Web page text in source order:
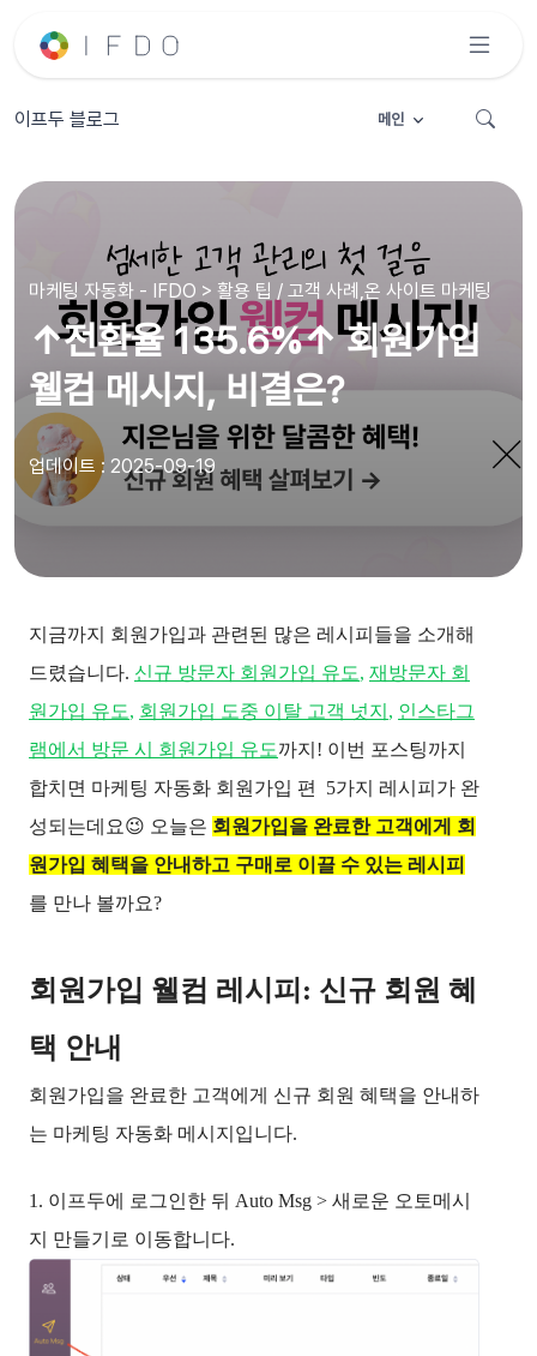
이프두 블로그 메인
마케팅 자동화 - IFDO > 활용 팁 / 고객 사례,온 사이트 마케팅
↑전환율 135.6%↑ 회원가입
웰컴 메시지, 비결은?
업데이트 : 2025-09-19
지금까지 회원가입과 관련된 많은 레시피들을 소개해
드렸습니다. 신규 방문자 회원가입 유도, 재방문자 회
원가입 유도, 회원가입 도중 이탈 고객 넛지 , 인스타그
램에서 방문 시 회원가입 유도까지! 이번 포스팅까지
합치면 마케팅 자동화 회원가입 편  5가지 레시피가 완
성되는데요😉 오늘은 회원가입을 완료한 고객에게 회
원가입 혜택을 안내하고 구매로 이끌 수 있는 레시피
를 만나 볼까요?
회원가입 웰컴 레시피: 신규 회원 혜
택 안내
회원가입을 완료한 고객에게 신규 회원 혜택을 안내하
는 마케팅 자동화 메시지입니다.
1. 이프두에 로그인한 뒤 Auto Msg > 새로운 오토메시
지 만들기로 이동합니다.